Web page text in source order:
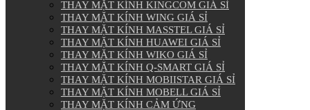
THAY MẶT KÍNH KINGCOM GIÁ SỈ
THAY MẶT KÍNH WING GIÁ SỈ
THAY MẶT KÍNH MASSTEL GIÁ SỈ
THAY MẶT KÍNH HUAWEI GIÁ SỈ
THAY MẶT KÍNH WIKO GIÁ SỈ
THAY MẶT KÍNH Q-SMART GIÁ SỈ
THAY MẶT KÍNH MOBIISTAR GIÁ SỈ
THAY MẶT KÍNH MOBELL GIÁ SỈ
THAY MẶT KÍNH CẢM ỨNG